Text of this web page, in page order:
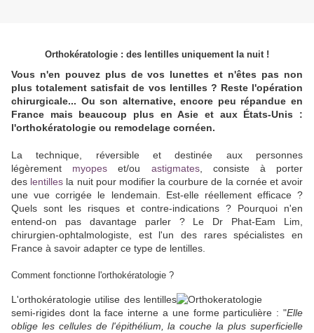
Orthokératologie : des lentilles uniquement la nuit !
Vous n'en pouvez plus de vos lunettes et n'êtes pas non
plus totalement satisfait de vos lentilles ? Reste l'opération
chirurgicale... Ou son alternative, encore peu répandue en
France mais beaucoup plus en Asie et aux États-Unis :
l'orthokératologie ou remodelage cornéen.
La technique, réversible et destinée aux personnes
légèrement myopes et/ou astigmates, consiste à porter
des lentilles la nuit pour modifier la courbure de la cornée et avoir
une vue corrigée le lendemain. Est-elle réellement efficace ?
Quels sont les risques et contre-indications ? Pourquoi n'en
entend-on pas davantage parler ? Le Dr Phat-Eam Lim,
chirurgien-ophtalmologiste, est l'un des rares spécialistes en
France à savoir adapter ce type de lentilles.
Comment fonctionne l'orthokératologie ?
L'orthokératologie utilise des lentilles
semi-rigides dont la face interne a une forme particulière : "Elle
oblige les cellules de l'épithélium, la couche la plus superficielle